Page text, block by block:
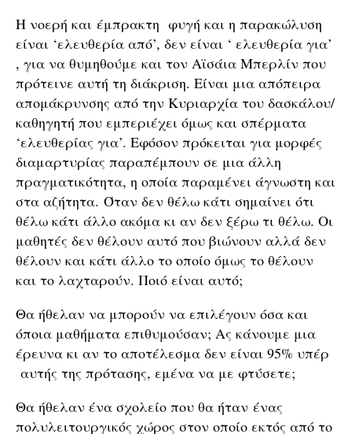
Η νοερή και έμπρακτη φυγή και η παρακώλυση
είναι ‘ελευθερία από’, δεν είναι ‘ ελευθερία για’
, για να θυμηθούμε και τον Αϊσάια Μπερλίν που
πρότεινε αυτή τη διάκριση. Είναι μια απόπειρα
απομάκρυνσης από την Κυριαρχία του δασκάλου/
καθηγητή που εμπεριέχει όμως και σπέρματα
‘ελευθερίας για’. Εφόσον πρόκειται για μορφές
διαμαρτυρίας παραπέμπουν σε μια άλλη
πραγματικότητα, η οποία παραμένει άγνωστη και
στα αζήτητα. Όταν δεν θέλω κάτι σημαίνει ότι
θέλω κάτι άλλο ακόμα κι αν δεν ξέρω τι θέλω. Οι
μαθητές δεν θέλουν αυτό που βιώνουν αλλά δεν
θέλουν και κάτι άλλο το οποίο όμως το θέλουν
και το λαχταρούν. Ποιό είναι αυτό;
Θα ήθελαν να μπορούν να επιλέγουν όσα και
όποια μαθήματα επιθυμούσαν; Ας κάνουμε μια
έρευνα κι αν το αποτέλεσμα δεν είναι 95% υπέρ
αυτής της πρότασης, εμένα να με φτύσετε;
Θα ήθελαν ένα σχολείο που θα ήταν ένας
πολυλειτουργικός χώρος στον οποίο εκτός από το